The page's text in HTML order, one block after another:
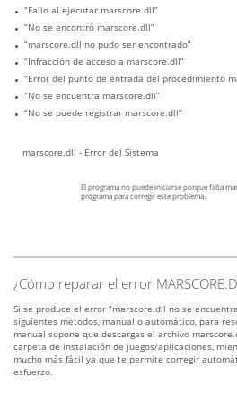
“Fallo al ejecutar marscore.dll”
“No se encontró marscore.dll”
“marscore.dll no pudo ser encontrado”
“Infracción de acceso a marscore.dll”
“Error del punto de entrada del procedimiento
“No se encuentra marscore.dll”
“No se puede registrar marscore.dll”
marscore.dll - Error del Sistema
El programa no puede iniciarse porque falta
programa para corregir este problema.
¿Cómo reparar el error
Si se produce el error “marscore.dll no se
siguientes métodos, manual o automático, para
manual supone que descargas el archivo
carpeta de instalación de juegos/aplicaciones,
mucho más fácil ya que te permite corregir
esfuerzo.